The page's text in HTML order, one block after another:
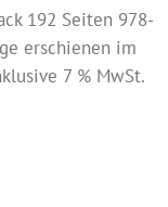
192 Seiten 978-
erschienen im
7 % MwSt.